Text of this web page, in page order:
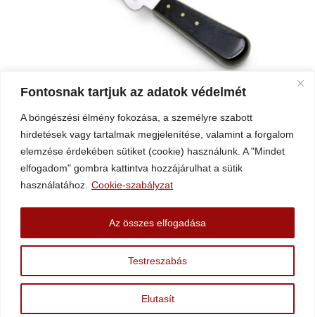
Fontosnak tartjuk az adatok védelmét
A böngészési élmény fokozása, a személyre szabott
hirdetések vagy tartalmak megjelenítése, valamint a forgalom
elemzése érdekében sütiket (cookie) használunk. A "Mindet
elfogadom" gombra kattintva hozzájárulhat a sütik
használatához. Cookie-szabályzat
Testreszabás
Elutasít
Az összes elfogadása
Segédeszköz műanyagtechnológia Holdkés
+43 (2758) 34994
moc.scitsalpuka
@eciffo
Adatvédelem
Impresszum
Ahlborn Kunststoffe – Az 5. § (5) bekezdése szerinti tájékoztatási
kötelezettség. 1 E-kereskedelmi törvény
AKU KG – Tájékoztatási kötelezettség az § 5 bekezdés szerint 1 E-
kereskedelmi törvény
Minden jog fenntartva AKU© 2025